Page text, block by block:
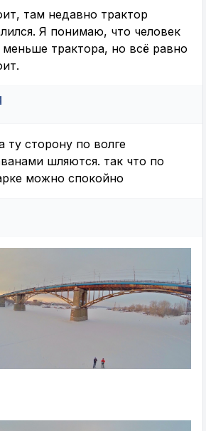
там недавно трактор
Я понимаю, что человек
меньше трактора, но всё равно
ту сторону по волге
шляются. так что по
можно спокойно